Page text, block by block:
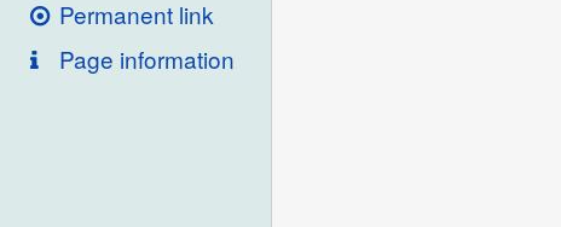
Permanent link
Page information